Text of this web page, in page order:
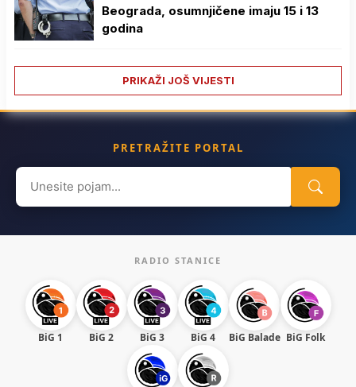
Beograda, osumnjičene imaju 15 i 13
godina
PRIKAŽI JOŠ VIJESTI
PRETRAŽITE PORTAL
Search
for:
RADIO STANICE
BiG 1 BiG 2 BiG 3 BiG 4 BiG Balade BiG Folk